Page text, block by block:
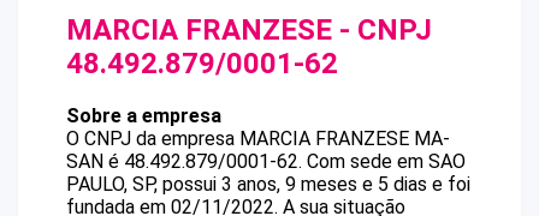
MARCIA FRANZESE - CNPJ
48.492.879/0001-62
Sobre a empresa
O CNPJ da empresa MARCIA FRANZESE MA-
SAN é 48.492.879/0001-62. Com sede em SAO
PAULO, SP, possui 3 anos, 9 meses e 5 dias e foi
fundada em 02/11/2022. A sua situação